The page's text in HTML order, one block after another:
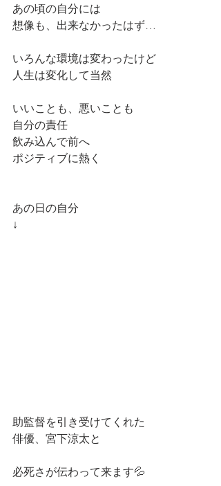
あの頃の自分には
想像も、出来なかったはず…
いろんな環境は変わったけど
人生は変化して当然
いいことも、悪いことも
自分の責任
飲み込んで前へ
ポジティブに熱く
あの日の自分
↓
助監督を引き受けてくれた
俳優、宮下涼太と
必死さが伝わって来ます💦